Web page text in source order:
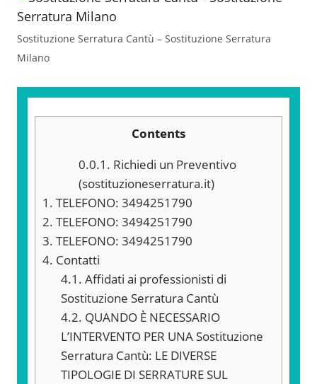
Sostituzione Serratura Cantù – Sostituzione Serratura
Milano
Contents
0.0.1. Richiedi un Preventivo
(sostituzioneserratura.it)
1. TELEFONO: 3494251790
2. TELEFONO: 3494251790
3. TELEFONO: 3494251790
4. Contatti
4.1. Affidati ai professionisti di
Sostituzione Serratura Cantù
4.2. QUANDO È NECESSARIO
L’INTERVENTO PER UNA Sostituzione
Serratura Cantù: LE DIVERSE
TIPOLOGIE DI SERRATURE SUL